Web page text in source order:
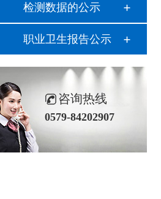
检测数据的公示
职业卫生报告公示
咨询热线
0579-84202907